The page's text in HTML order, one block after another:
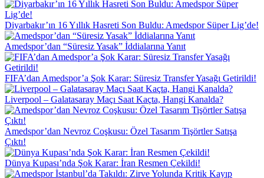
Diyarbakır’ın 16 Yıllık Hasreti Son Buldu: Amedspor Süper Lig’de!
Amedspor’dan “Süresiz Yasak” İddialarına Yanıt
FIFA’dan Amedspor’a Şok Karar: Süresiz Transfer Yasağı Getirildi!
Liverpool – Galatasaray Maçı Saat Kaçta, Hangi Kanalda?
Amedspor’dan Nevroz Coşkusu: Özel Tasarım Tişörtler Satışa
Çıktı!
Dünya Kupası’nda Şok Karar: İran Resmen Çekildi!